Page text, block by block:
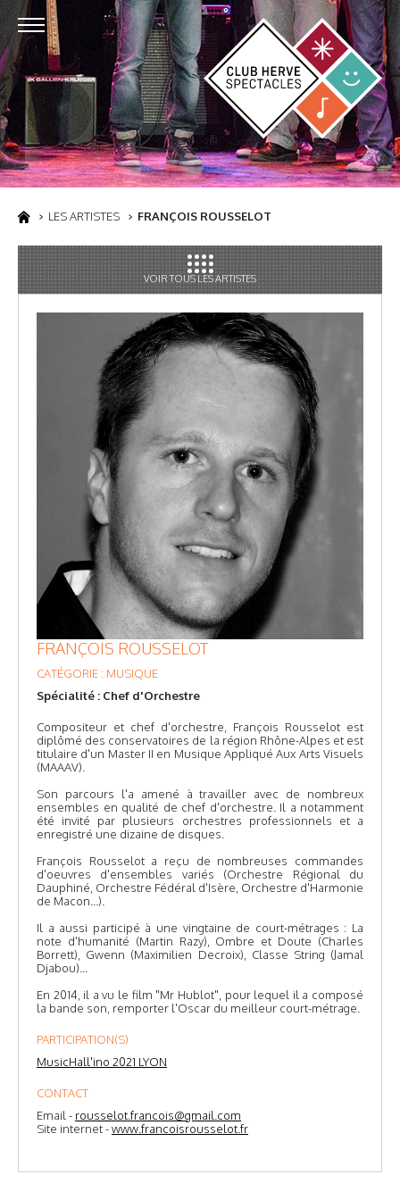
LES ARTISTES FRANÇOIS ROUSSELOT
VOIR TOUS LES ARTISTES
FRANÇOIS ROUSSELOT
CATÉGORIE : MUSIQUE
Spécialité : Chef d'Orchestre
Compositeur et chef d'orchestre, François Rousselot est
diplômé des conservatoires de la région Rhône-Alpes et est
titulaire d'un Master II en Musique Appliqué Aux Arts Visuels
(MAAAV).
Son parcours l'a amené à travailler avec de nombreux
ensembles en qualité de chef d'orchestre. Il a notamment
été invité par plusieurs orchestres professionnels et a
enregistré une dizaine de disques.
François Rousselot a reçu de nombreuses commandes
d'oeuvres d'ensembles variés (Orchestre Régional du
Dauphiné, Orchestre Fédéral d'Isère, Orchestre d'Harmonie
de Macon...).
Il a aussi participé à une vingtaine de court-métrages : La
note d'humanité (Martin Razy), Ombre et Doute (Charles
Borrett), Gwenn (Maximilien Decroix), Classe String (Jamal
Djabou)...
En 2014, il a vu le film "Mr Hublot", pour lequel il a composé
la bande son, remporter l'Oscar du meilleur court-métrage.
PARTICIPATION(S)
MusicHall'ino 2021 LYON
CONTACT
Email - rousselot.francois@gmail.com
Site internet -www.francoisrousselot.fr